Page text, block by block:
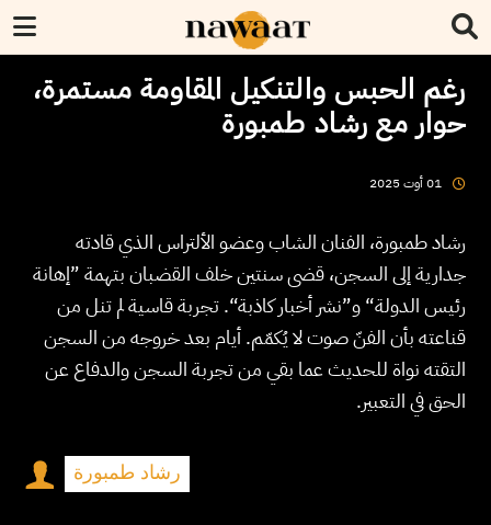
رغم الحبس والتنكيل المقاومة مستمرة،
حوار مع رشاد طمبورة
01أوت2025
رشاد طمبورة، الفنان الشاب وعضو الألتراس الذي قادته
جدارية إلى السجن، قضى سنتين خلف القضبان بتهمة ”إهانة
رئيس الدولة“ و”نشر أخبار كاذبة“. تجربة قاسية لم تنل من
قناعته بأن الفنّ صوت لا يُكمّم. أيام بعد خروجه من السجن
التقته نواة للحديث عما بقي من تجربة السجن والدفاع عن
الحق في التعبير.
رشاد طمبورة